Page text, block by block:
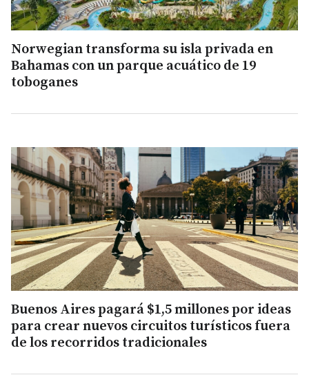
Norwegian transforma su isla privada en
Bahamas con un parque acuático de 19
toboganes
Buenos Aires pagará $1,5 millones por ideas
para crear nuevos circuitos turísticos fuera
de los recorridos tradicionales